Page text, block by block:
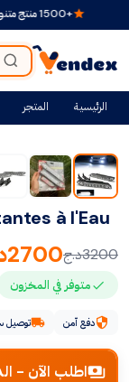
الرئيسية المتجر
-16%
à l'Eau
3200د.ج2700
متوفر في المخزون
دفع آمن توصيل
اطلب الآن -